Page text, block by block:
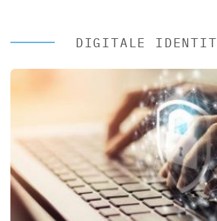
DIGITALE